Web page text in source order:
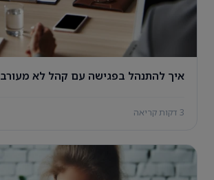
איך להתנהל בפגישה עם קהל לא מעורב
3 דקות קריאה